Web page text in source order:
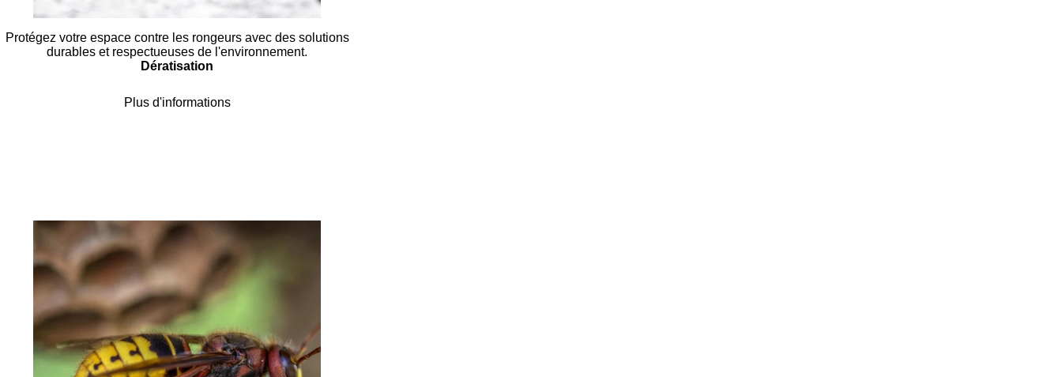
Protégez votre espace contre les rongeurs avec des solutions
durables et respectueuses de l'environnement.
Dératisation
Plus d'informations